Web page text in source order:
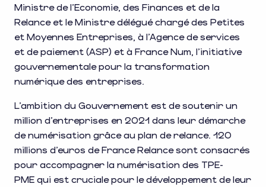
Ministre de l’Economie, des Finances et de la
Relance et le Ministre délégué chargé des Petites
et Moyennes Entreprises, à l’Agence de services
et de paiement (ASP) et à France Num, l’initiative
gouvernementale pour la transformation
numérique des entreprises.
L’ambition du Gouvernement est de soutenir un
million d’entreprises en 2021 dans leur démarche
de numérisation grâce au plan de relance. 120
millions d’euros de France Relance sont consacrés
pour accompagner la numérisation des TPE-
PME qui est cruciale pour le développement de leur